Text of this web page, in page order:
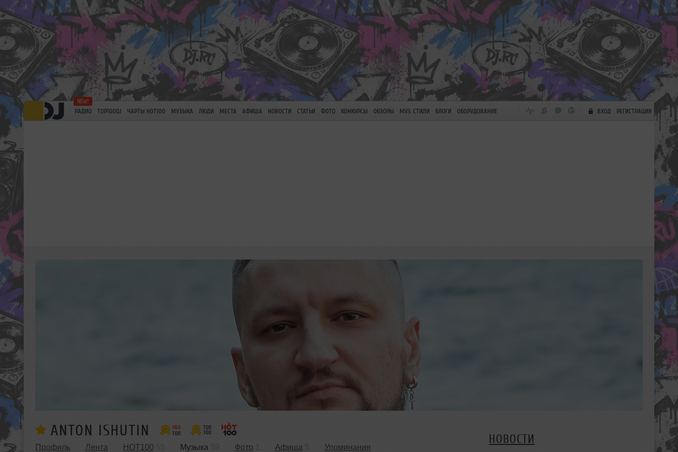
РАДИО TOP100DJ ЧАРТЫ HOT100 МУЗЫКА ЛЮДИ МЕСТА АФИША НОВОСТИ СТАТЬИ ФОТО КОНКУРСЫ ОБЗОРЫ МУЗ. СТИЛИ БЛОГИ ОБОРУДОВАНИЕ ВХОД РЕГИСТРАЦИЯ
ANTON ISHUTIN
Профиль Лента HOT100 Музыка Фото Афиша Упоминания
НОВОСТИ